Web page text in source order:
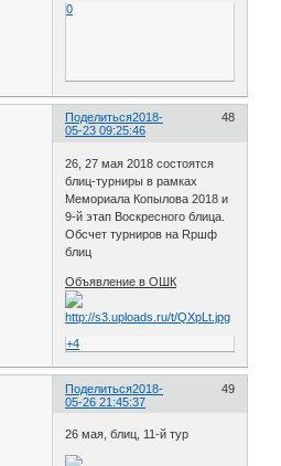
0
Поделиться 48
2018-
05-23 09:25:46
26, 27 мая 2018 состоятся
блиц-турниры в рамках
Мемориала Копылова 2018 и
9-й этап Воскресного блица.
Обсчет турниров на Rршф
блиц
Объявление в ОШК
+4
Поделиться 49
2018-
05-26 21:45:37
26 мая, блиц, 11-й тур